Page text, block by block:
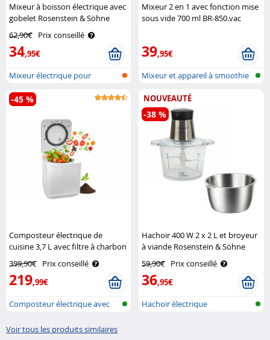
Mixeur à boisson électrique avec
gobelet Rosenstein & Söhne
62,90€ Prix conseillé
34,95€
Mixeur électrique pour
boissons
Mixeur 2 en 1 avec fonction mise
sous vide 700 ml BR-850.vac
39,95€
Mixeur et appareil à smoothie
Composteur électrique de
cuisine 3,7 L avec filtre à charbon
actif K-05 Rosenstein & Söhne
399,90€ Prix conseillé
219,99€
-45 %
Composteur électrique avec
NOUVEAUTÉ
Hachoir 400 W 2 x 2 L et broyeur
à viande Rosenstein & Söhne
59,90€ Prix conseillé
36,95€
-38 %
Hachoir électrique
Voir tous les produits similaires